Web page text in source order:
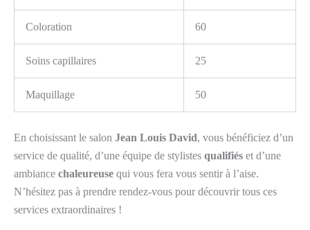
Coloration 60
Soins capillaires 25
Maquillage 50
En choisissant le salon Jean Louis David, vous bénéficiez d’un
service de qualité, d’une équipe de stylistes qualifiés et d’une
ambiance chaleureuse qui vous fera vous sentir à l’aise.
N’hésitez pas à prendre rendez-vous pour découvrir tous ces
services extraordinaires !